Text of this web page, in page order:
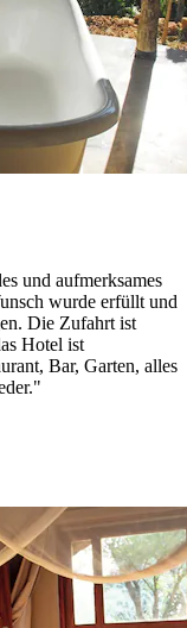
und aufmerksames
wurde erfüllt und
Die Zufahrt ist
Hotel ist
Bar, Garten, alles